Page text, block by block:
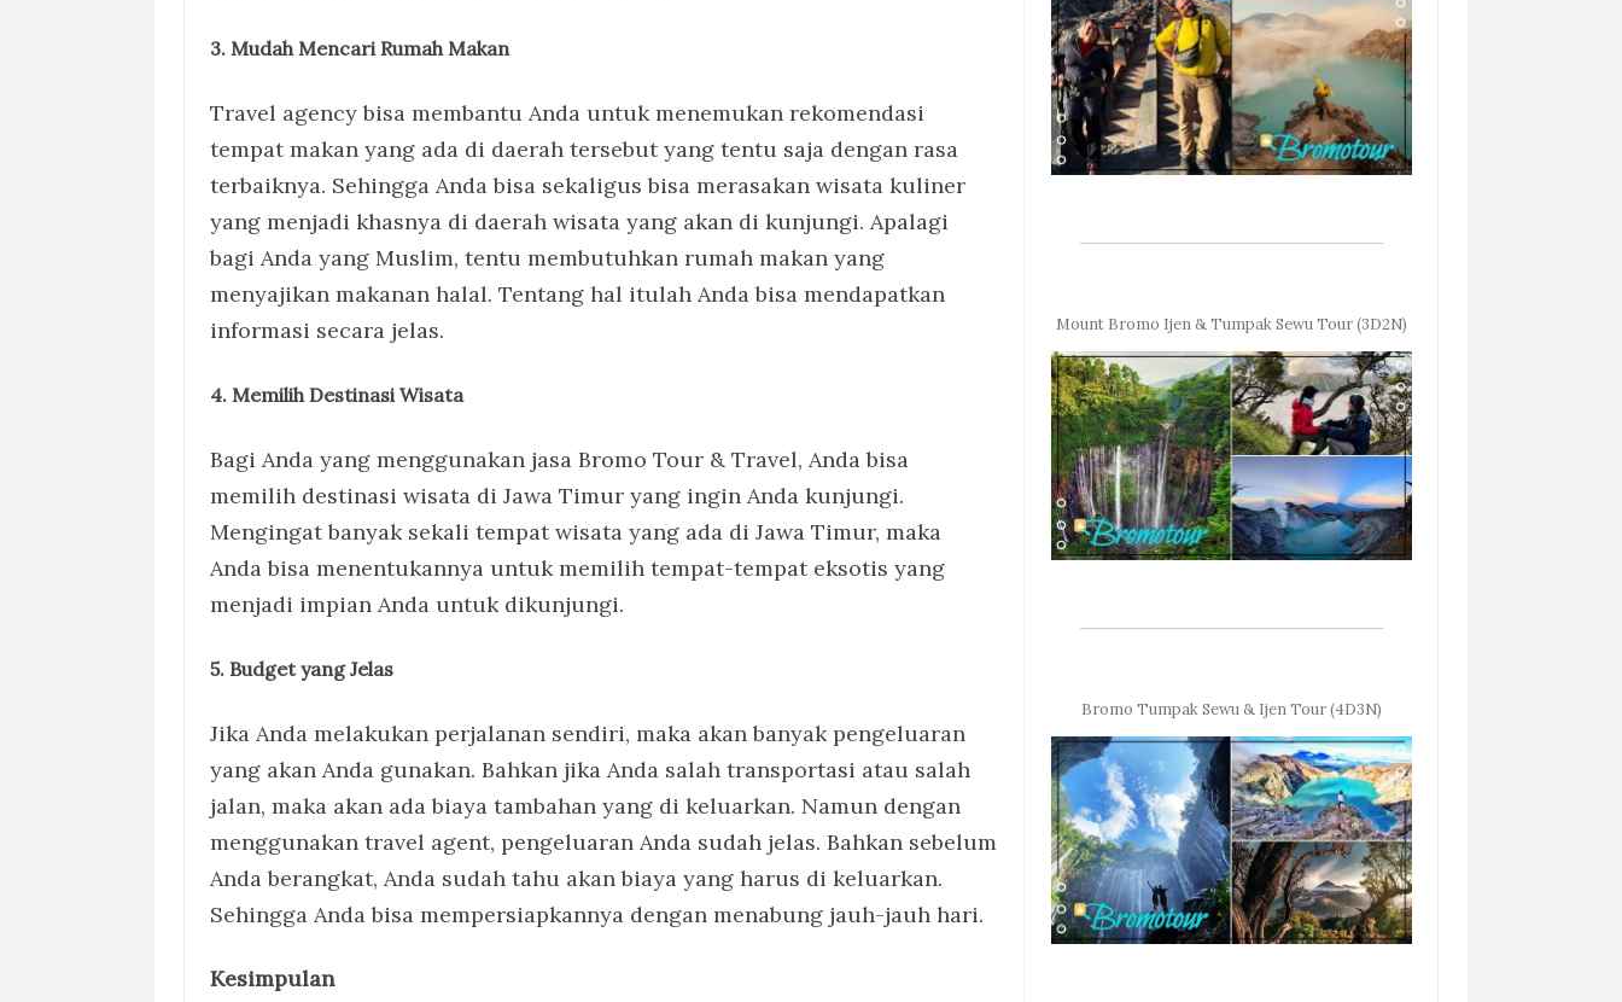
3. Mudah Mencari Rumah Makan
Travel agency bisa membantu Anda untuk menemukan rekomendasi
tempat makan yang ada di daerah tersebut yang tentu saja dengan rasa
terbaiknya. Sehingga Anda bisa sekaligus bisa merasakan wisata kuliner
yang menjadi khasnya di daerah wisata yang akan di kunjungi. Apalagi
bagi Anda yang Muslim, tentu membutuhkan rumah makan yang
menyajikan makanan halal. Tentang hal itulah Anda bisa mendapatkan
informasi secara jelas.
4. Memilih Destinasi Wisata
Bagi Anda yang menggunakan jasa Bromo Tour & Travel, Anda bisa
memilih destinasi wisata di Jawa Timur yang ingin Anda kunjungi.
Mengingat banyak sekali tempat wisata yang ada di Jawa Timur, maka
Anda bisa menentukannya untuk memilih tempat-tempat eksotis yang
menjadi impian Anda untuk dikunjungi.
5. Budget yang Jelas
Jika Anda melakukan perjalanan sendiri, maka akan banyak pengeluaran
yang akan Anda gunakan. Bahkan jika Anda salah transportasi atau salah
jalan, maka akan ada biaya tambahan yang di keluarkan. Namun dengan
menggunakan travel agent, pengeluaran Anda sudah jelas. Bahkan sebelum
Anda berangkat, Anda sudah tahu akan biaya yang harus di keluarkan.
Sehingga Anda bisa mempersiapkannya dengan menabung jauh-jauh hari.
Kesimpulan
Mount Bromo Ijen & Tumpak Sewu Tour (3D2N)
Bromo Tumpak Sewu & Ijen Tour (4D3N)